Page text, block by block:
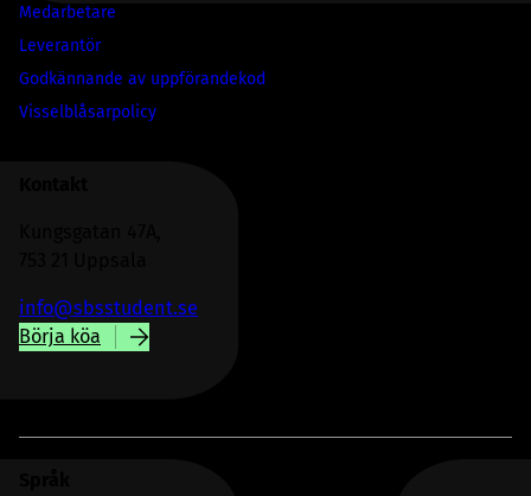
Medarbetare
Leverantör
Godkännande av uppförandekod
Visselblåsarpolicy
info@sbsstudent.se
Börja köa